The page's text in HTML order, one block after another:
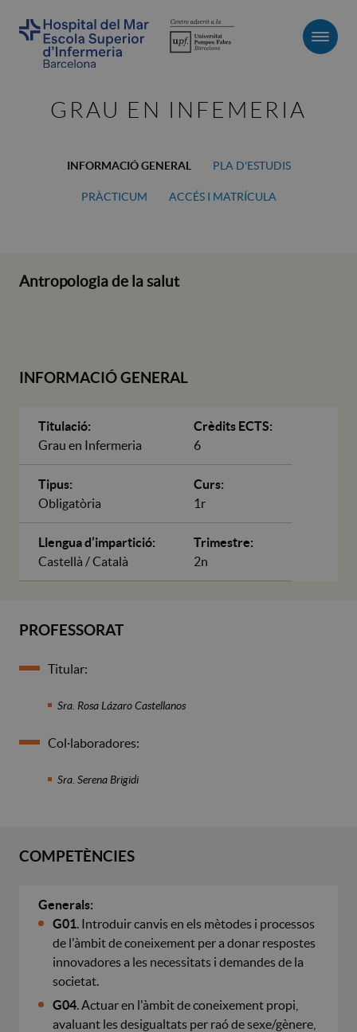
GRAU EN INFEMERIA
INFORMACIÓ GENERAL PLA D'ESTUDIS
PRÀCTICUM ACCÉS I MATRÍCULA
Antropologia de la salut
INFORMACIÓ GENERAL
Titulació:
Grau en Infermeria
Crèdits ECTS:
6
Tipus:
Obligatòria
Curs:
1r
Llengua d’impartició:
Castellà / Català
Trimestre:
2n
PROFESSORAT
Titular:
Sra. Rosa Lázaro Castellanos
Col·laboradores:
Sra. Serena Brigidi
COMPETÈNCIES
Generals:
G01 Introduir canvis en els mètodes i processos
de l'àmbit de coneixement per a donar respostes
innovadores a les necessitats i demandes de la
societat.
G04 . Actuar en l'àmbit de coneixement propi,
avaluant les desigualtats per raó de sexe/gènere,